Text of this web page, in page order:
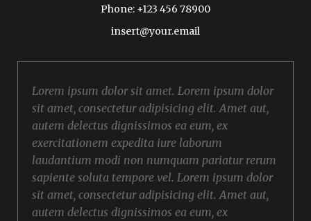
Phone: +123 456 78900
insert@your.email
Lorem ipsum dolor sit amet. Lorem ipsum dolor
sit amet, consectetur adipisicing elit. Amet aut,
autem delectus dignissimos ea eum, ex
exercitationem expedita iure laborum
laudantium modi non numquam pariatur rerum
sapiente soluta tempore vel. Lorem ipsum dolor
sit amet, consectetur adipisicing elit. Amet aut,
autem delectus dignissimos ea eum, ex